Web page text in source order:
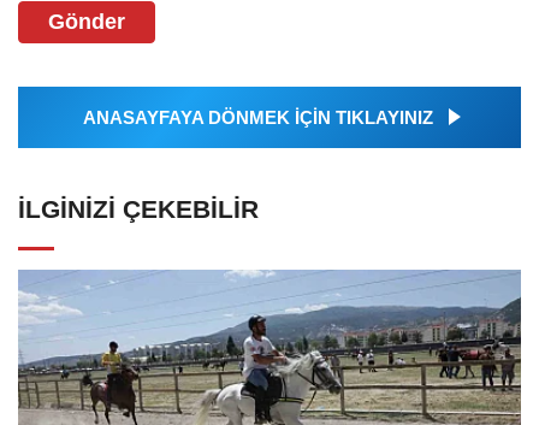
Gönder
ANASAYFAYA DÖNMEK İÇİN TIKLAYINIZ
İLGINIZI ÇEKEBILIR